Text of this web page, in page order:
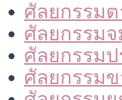
ศัลยกรรมต
ศัลยกรรม
ศัลยกรรม
ศัลยกรรมข